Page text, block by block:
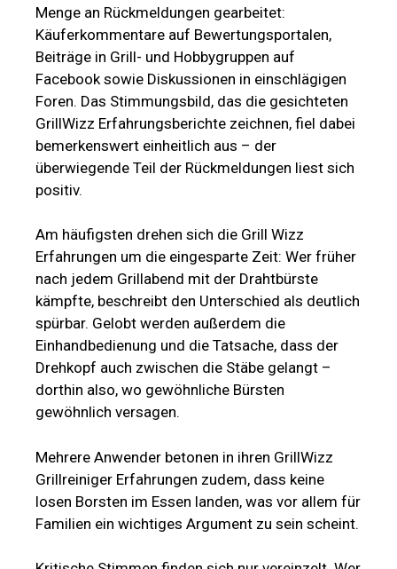
Menge an Rückmeldungen gearbeitet:
Käuferkommentare auf Bewertungsportalen,
Beiträge in Grill- und Hobbygruppen auf
Facebook sowie Diskussionen in einschlägigen
Foren. Das Stimmungsbild, das die gesichteten
GrillWizz Erfahrungsberichte zeichnen, fiel dabei
bemerkenswert einheitlich aus – der
überwiegende Teil der Rückmeldungen liest sich
positiv.
Am häufigsten drehen sich die Grill Wizz
Erfahrungen um die eingesparte Zeit: Wer früher
nach jedem Grillabend mit der Drahtbürste
kämpfte, beschreibt den Unterschied als deutlich
spürbar. Gelobt werden außerdem die
Einhandbedienung und die Tatsache, dass der
Drehkopf auch zwischen die Stäbe gelangt –
dorthin also, wo gewöhnliche Bürsten
gewöhnlich versagen.
Mehrere Anwender betonen in ihren GrillWizz
Grillreiniger Erfahrungen zudem, dass keine
losen Borsten im Essen landen, was vor allem für
Familien ein wichtiges Argument zu sein scheint.